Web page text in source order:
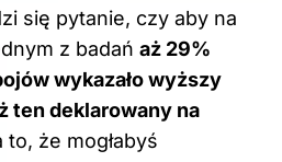
się pytanie, czy aby na
z badań aż 29%
wykazało wyższy
ten deklarowany na
to, że mogłabyś